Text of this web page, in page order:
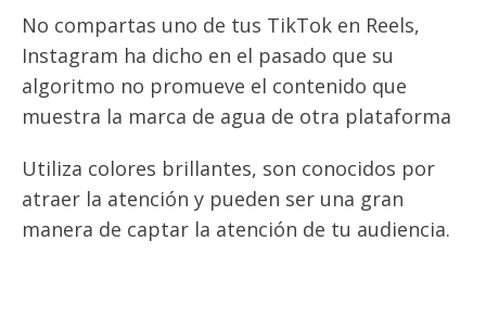
No compartas uno de tus TikTok en Reels,
Instagram ha dicho en el pasado que su
algoritmo no promueve el contenido que
muestra la marca de agua de otra plataforma
Utiliza colores brillantes, son conocidos por
atraer la atención y pueden ser una gran
manera de captar la atención de tu audiencia.